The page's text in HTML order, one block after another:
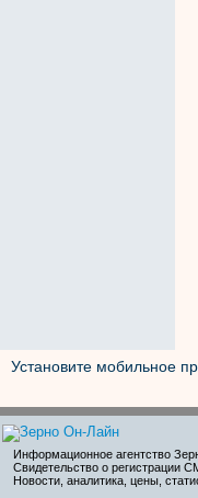
Установите мобильное
Информационное агентство
Свидетельство о регистрации
Новости, аналитика, цены,